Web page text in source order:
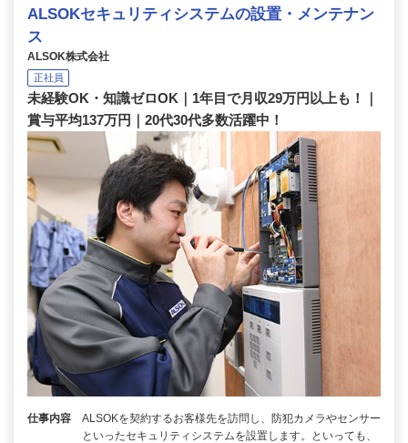
ALSOKセキュリティシステムの設置・メンテナン
ス
ALSOK株式会社
正社員
未経験OK・知識ゼロOK｜1年目で月収29万円以上も！｜
賞与平均137万円｜20代30代多数活躍中！
仕事内容
ALSOKを契約するお客様先を訪問し、防犯カメラやセンサー
といったセキュリティシステムを設置します。といっても、